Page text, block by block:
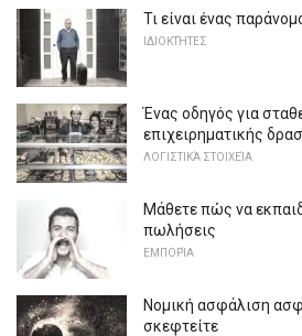
Τι είναι ένας
ΙΔΙΟΚΤΉΤΕΣ
Ένας οδηγός για
επιχειρηματικής
ΛΟΓΙΣΤΙΚΆ ΣΤΟΙΧΕΊΑ
Μάθετε πώς να
πωλήσεις
ΕΜΠΟΡΊΑ
Νομική ασφάλιση
σκεφτείτε